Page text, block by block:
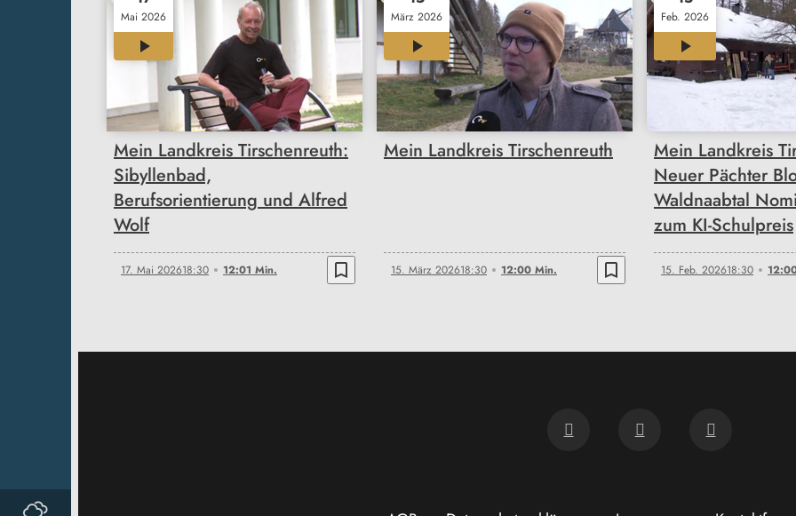
Mai 2026
Mein Landkreis Tirschenreuth:
Sibyllenbad,
Berufsorientierung und Alfred
Wolf
17. Mai 202618:30 12:01 Min. bookmark_border
März 2026
12:00
Mein Landkreis Tirschenreuth
15. März 202618:30 12:00 Min. bookmark_border
Feb. 2026
12:00
Mein Landkreis
Neuer Pächter
Waldnaabtal
zum KI-Schulpreis
15. Feb. 202618:30